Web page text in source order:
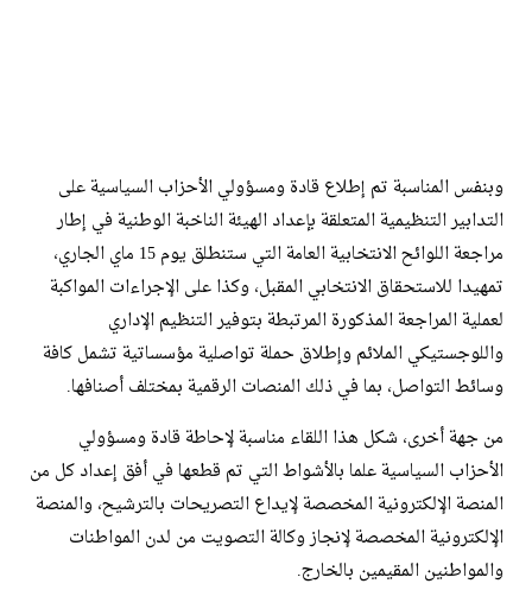
وبنفس المناسبة تم إطلاع قادة ومسؤولي الأحزاب السياسية على
التدابير التنظيمية المتعلقة بإعداد الهيئة الناخبة الوطنية في إطار
مراجعة اللوائح الانتخابية العامة التي ستنطلق يوم 15 ماي الجاري،
تمهيدا للاستحقاق الانتخابي المقبل، وكذا على الإجراءات المواكبة
لعملية المراجعة المذكورة المرتبطة بتوفير التنظيم الإداري
واللوجستيكي الملائم وإطلاق حملة تواصلية مؤسساتية تشمل كافة
وسائط التواصل، بما في ذلك المنصات الرقمية بمختلف أصنافها.
من جهة أخرى، شكل هذا اللقاء مناسبة لإحاطة قادة ومسؤولي
الأحزاب السياسية علما بالأشواط التي تم قطعها في أفق إعداد كل من
المنصة الإلكترونية المخصصة لإيداع التصريحات بالترشيح، والمنصة
الإلكترونية المخصصة لإنجاز وكالة التصويت من لدن المواطنات
والمواطنين المقيمين بالخارج.